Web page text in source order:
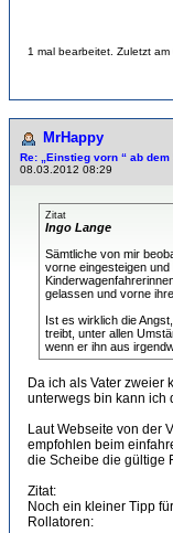
1 mal bearbeitet. Zuletzt
MrHappy
Re: „Einstieg vorn “ ab dem
08.03.2012 08:29
Zitat
Ingo Lange
Sämtliche von mir
vorne eingesteigen
gelassen und vorne
Ist es wirklich die
treibt, unter allen
wenn er ihn aus
Da ich als Vater zweier
unterwegs bin kann ich
Laut Webseite von der
empfohlen beim
die Scheibe die gültige
Zitat:
Noch ein kleiner Tipp
Rollatoren: